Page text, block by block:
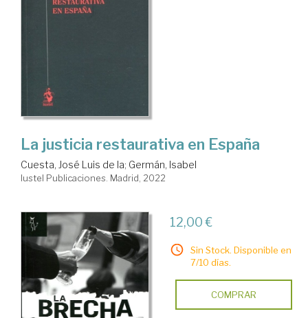
La justicia restaurativa en España
Cuesta, José Luis de la; Germán, Isabel
Iustel Publicaciones. Madrid, 2022
12,00 €
Sin Stock. Disponible en
7/10 días.
COMPRAR